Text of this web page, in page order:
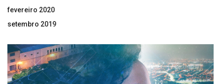
fevereiro 2020
setembro 2019